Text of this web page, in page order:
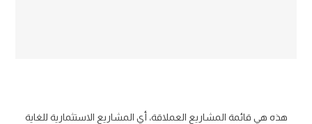
هذه هي قائمة المشاريع العملاقة، أي المشاريع الاستثمارية للغاية